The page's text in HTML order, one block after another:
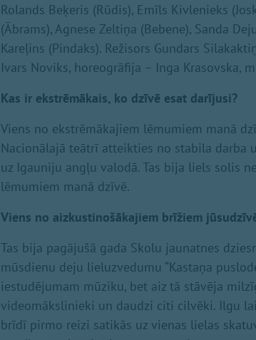
Rolands Beķeris (Rūdis), Emīls Kivlenieks
(Ābrams), Agnese Zeltiņa (Bebene), Sanda
Kareļins (Pindaks). Režisors Gundars
Ivars Noviks, horeogrāfija – Inga Krasovska,
Kas ir ekstrēmākais, ko dzīvē esat darījusi?
Viens no ekstrēmākajiem lēmumiem manā
Nacionālajā teātrī atteikties no stabila darba
uz Igauniju angļu valodā. Tas bija liels solis
lēmumiem manā dzīvē.
Viens no aizkustinošākajiem brīžiem jūsu
Tas bija pagājušā gada Skolu jaunatnes
mūsdienu deju lieluzvedumu “Kastaņa
iestudējumam mūziku, bet aiz tā stāvēja
videomākslinieki un daudzi citi cilvēki. Ilgu
brīdī pirmo reizi satikās uz vienas lielas